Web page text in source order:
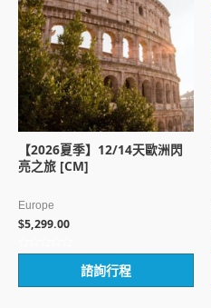
【2026夏季】12/14天歐洲閃
亮之旅 [CM]
Europe
$5,299.00
評
滿
諮詢行程